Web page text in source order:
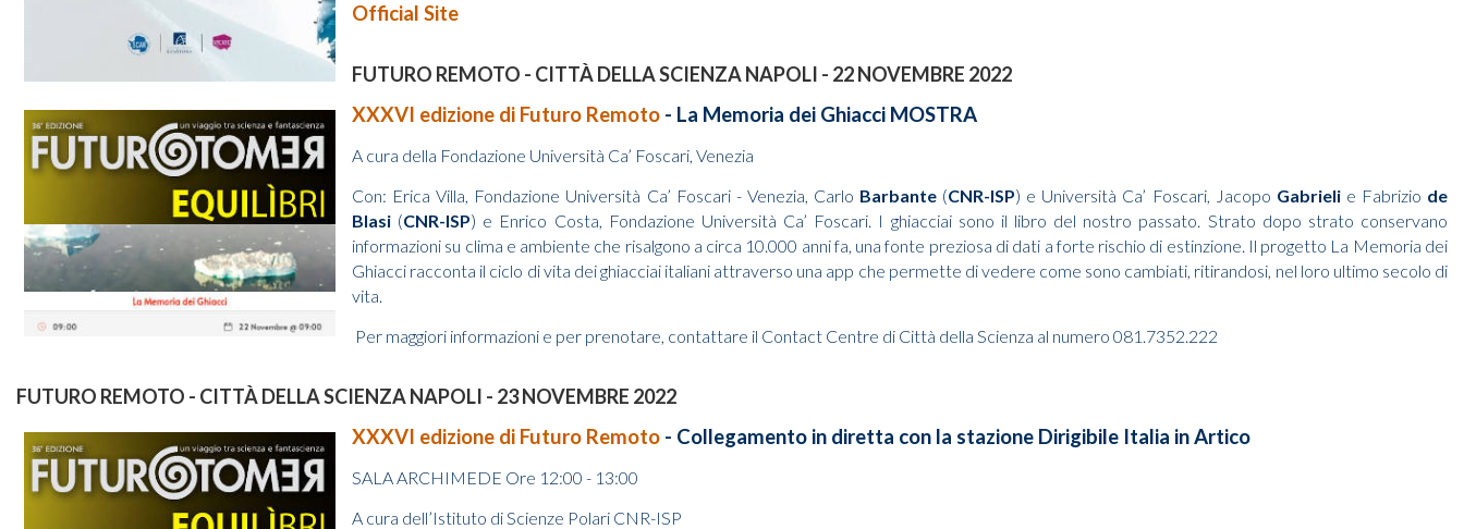
Official Site
FUTURO REMOTO - CITTÀ DELLA SCIENZA NAPOLI - 22 NOVEMBRE 2022
XXXVI edizione di Futuro Remoto - La Memoria dei Ghiacci MOSTRA
A cura della Fondazione Università Ca’ Foscari, Venezia
Con: Erica Villa, Fondazione Università Ca’ Foscari - Venezia, Carlo Barbante (CNR-ISP) e Università Ca’ Foscari, Jacopo Gabrieli e Fabrizio de
Blasi (CNR-ISP) e Enrico Costa, Fondazione Università Ca’ Foscari. I ghiacciai sono il libro del nostro passato. Strato dopo strato conservano
informazioni su clima e ambiente che risalgono a circa 10.000 anni fa, una fonte preziosa di dati a forte rischio di estinzione. Il progetto La Memoria dei
Ghiacci racconta il ciclo di vita dei ghiacciai italiani attraverso una app che permette di vedere come sono cambiati, ritirandosi, nel loro ultimo secolo di
vita.
Per maggiori informazioni e per prenotare, contattare il Contact Centre di Città della Scienza al numero 081.7352.222
FUTURO REMOTO - CITTÀ DELLA SCIENZA NAPOLI - 23 NOVEMBRE 2022
XXXVI edizione di Futuro Remoto - Collegamento in diretta con la stazione Dirigibile Italia in Artico
SALA ARCHIMEDE Ore 12:00 - 13:00
A cura dell’Istituto di Scienze Polari CNR-ISP